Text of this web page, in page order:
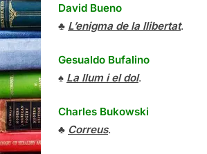
David Bueno
♣ L’enigma de la llibertat.
Gesualdo Bufalino
♠ La llum i el dol.
Charles Bukowski
♣ Correus.